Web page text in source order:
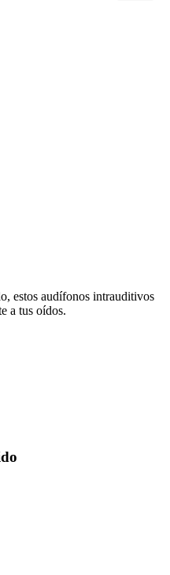
estos audífonos intrauditivos
a tus oídos.